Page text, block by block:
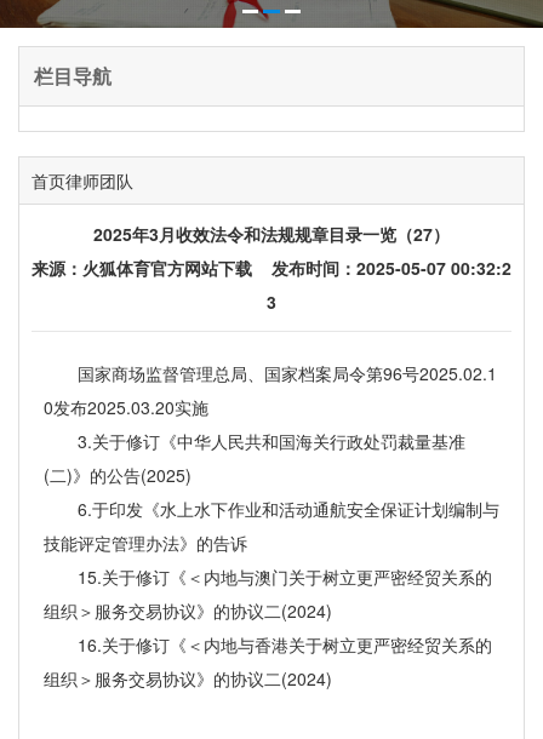
栏目导航
首页律师团队
2025年3月收效法令和法规规章目录一览（27）
来源： 火狐体育官方网站下载 发布时间：2025-05-07 00:32:2
3
国家商场监督管理总局、国家档案局令第96号2025.02.1
0发布2025.03.20实施
3.关于修订《中华人民共和国海关行政处罚裁量基准
(二)》的公告(2025)
6.于印发《水上水下作业和活动通航安全保证计划编制与
技能评定管理办法》的告诉
15.关于修订《＜内地与澳门关于树立更严密经贸关系的
组织＞服务交易协议》的协议二(2024)
16.关于修订《＜内地与香港关于树立更严密经贸关系的
组织＞服务交易协议》的协议二(2024)